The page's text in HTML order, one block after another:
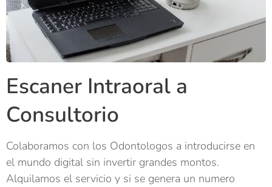
Escaner Intraoral a
Consultorio
Colaboramos con los Odontologos a introducirse en
el mundo digital sin invertir grandes montos.
Alquilamos el servicio y si se genera un numero